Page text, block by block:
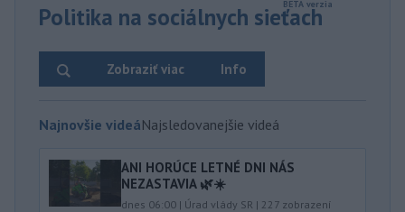
Politika na sociálnych sieťach
Info
Zobraziť viac
Najnovšie videáNajsledovanejšie videá
ANI HORÚCE LETNÉ DNI NÁS
NEZASTAVIA 🌿☀️
dnes 06:00 | Úrad vlády SR | 227 zobrazení